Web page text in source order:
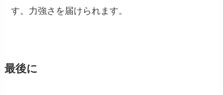
す。力強さを届けられます。
最後に